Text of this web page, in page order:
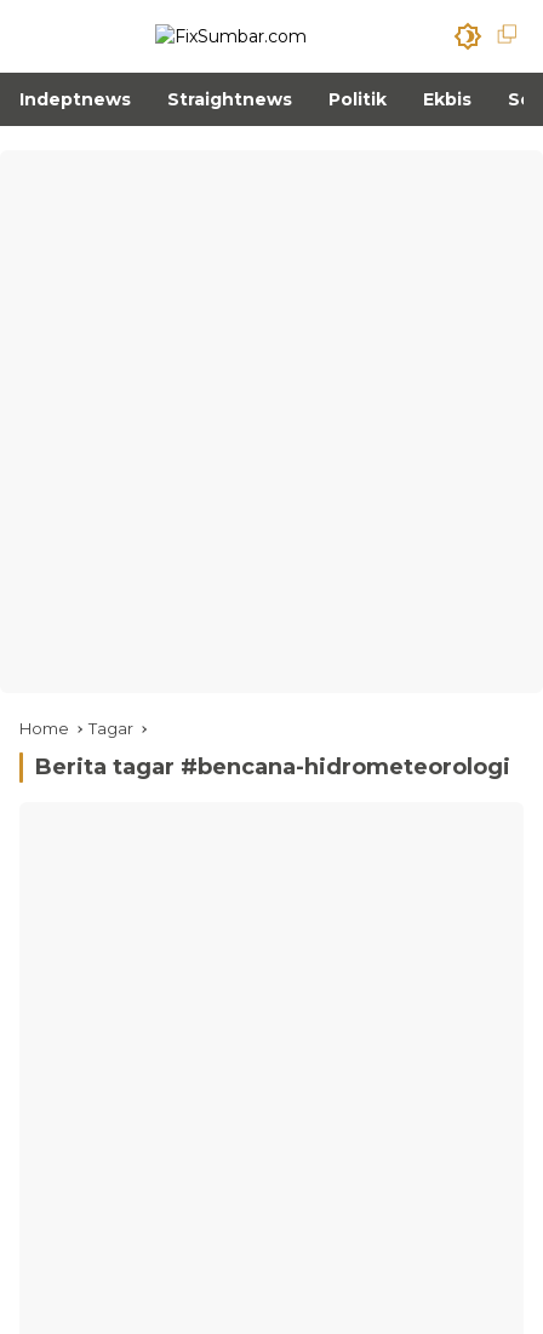
Indeptnews Straightnews Politik Ekbis
Home Tagar
Berita tagar #bencana-hidrometeorologi